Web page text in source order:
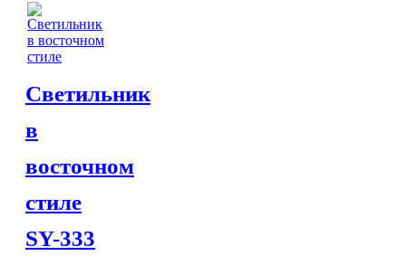
Светильник
в
восточном
стиле
SY-333